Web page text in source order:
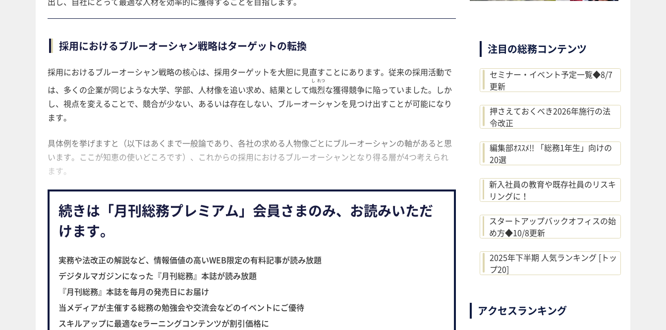
注目の総務コンテンツ
セミナー・イベント予定一覧◆8/7
更新
押さえておくべき2026年施行の法
令改正
編集部ｵｽｽﾒ!! 「総務1年生」向けの
20選
新入社員の教育や既存社員のリスキ
リングに！
スタートアップバックオフィスの始
め方◆10/8更新
2025年下半期 人気ランキング [トッ
プ20]
アクセスランキング
採用におけるブルーオーシャン戦略はターゲットの転換
採用におけるブルーオーシャン戦略の核心は、採用ターゲットを大胆に見直すことにあります。従来の採用活動で
は、多くの企業が同じような大学、学部、人材像を追い求め、結果として熾
し
烈
れつ
な獲得競争に陥っていました。しか
し、視点を変えることで、競合が少ない、あるいは存在しない、ブルーオーシャンを見つけ出すことが可能になり
ます。
具体例を挙げますと（以下はあくまで一般論であり、各社の求める人物像ごとにブルーオーシャンの軸があると思
います。ここが知恵の使いどころです）、これからの採用におけるブルーオーシャンとなり得る層が4つ考えられ
ます。
続きは「月刊総務プレミアム」会員さまのみ、お読みいただ
けます。
実務や法改正の解説など、情報価値の高いWEB限定の有料記事が読み放題
デジタルマガジンになった『月刊総務』本誌が読み放題
『月刊総務』本誌を毎月の発売日にお届け
当メディアが主催する総務の勉強会や交流会などのイベントにご優待
スキルアップに最適なeラーニングコンテンツが割引価格に